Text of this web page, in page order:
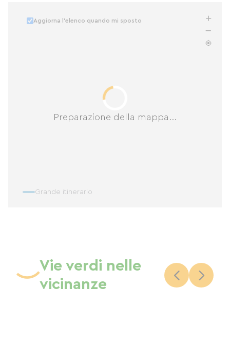
Preparazione della mappa...
Aggiorna l'elenco quando mi sposto
Grande itinerario
Vie verdi nelle
vicinanze